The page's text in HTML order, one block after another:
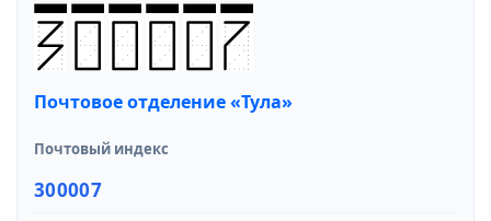
Почтовое отделение «Тула»
Почтовый индекс
300007